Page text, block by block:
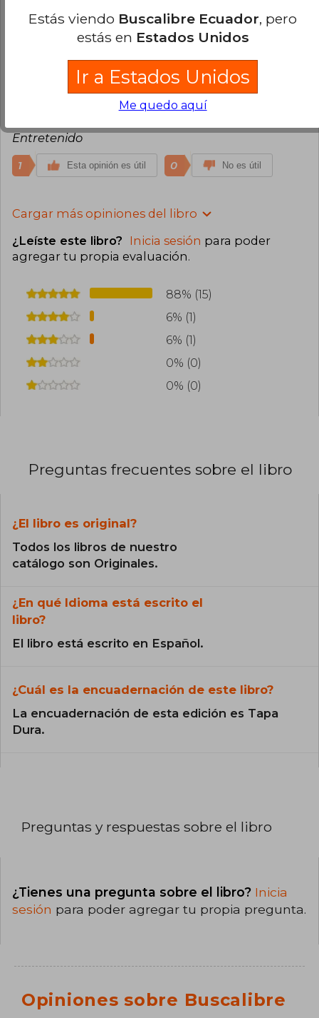
Magnífico, altamente adictivo.
Domingo
Entretenido
1 Esta opinión es útil 0 No es útil
Cargar más opiniones del libro
¿Leíste este libro? Inicia sesión para poder
agregar tu propia evaluación.
88% (15)
6% (1)
6% (1)
0% (0)
0% (0)
Preguntas frecuentes sobre el libro
¿El libro es original?
Todos los libros de nuestro
catálogo son Originales.
¿En qué Idioma está escrito el
libro?
El libro está escrito en Español.
¿Cuál es la encuadernación de este libro?
La encuadernación de esta edición es Tapa
Dura.
Preguntas y respuestas sobre el libro
¿Tienes una pregunta sobre el libro? Inicia
sesión para poder agregar tu propia pregunta.
Opiniones sobre Buscalibre
Estás viendo Buscalibre Ecuador, pero
estás en Estados Unidos
Ir a Estados Unidos
Me quedo aquí